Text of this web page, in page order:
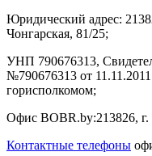
Юридический адрес:
Чонгарская, 81/25;
УНП 790676313,
№790676313 от
горисполкомом;
Офис BOBR.by:213826,
Контактные телефоны